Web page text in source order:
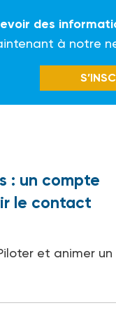
des
à notre
: un compte
le contact
et animer un